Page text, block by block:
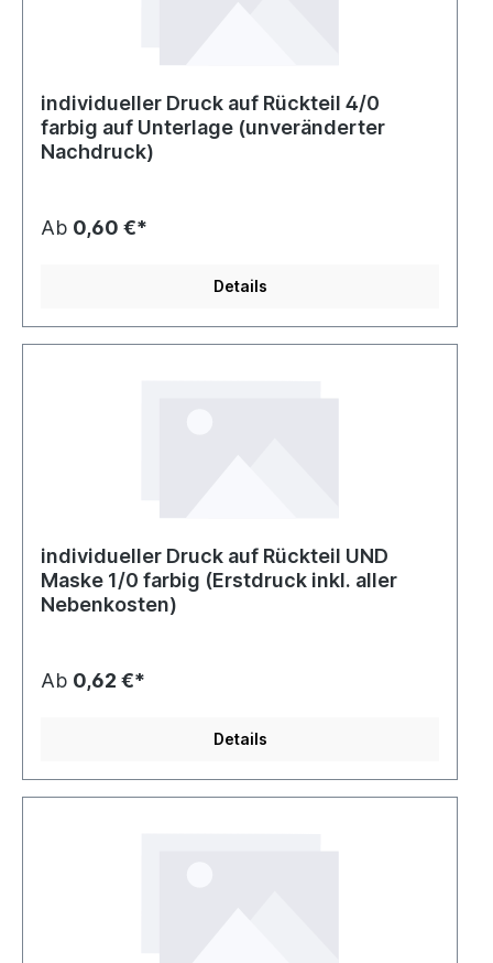
individueller Druck auf Rückteil 4/0
farbig auf Unterlage (unveränderter
Nachdruck)
Ab 0,60 €*
Details
individueller Druck auf Rückteil UND
Maske 1/0 farbig (Erstdruck inkl. aller
Nebenkosten)
Ab 0,62 €*
Details